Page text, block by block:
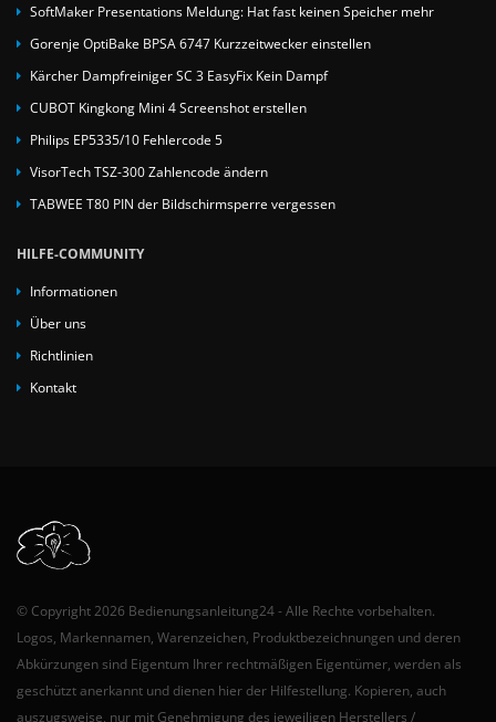
SoftMaker Presentations Meldung: Hat fast keinen Speicher mehr
Gorenje OptiBake BPSA 6747 Kurzzeitwecker einstellen
Kärcher Dampfreiniger SC 3 EasyFix Kein Dampf
CUBOT Kingkong Mini 4 Screenshot erstellen
Philips EP5335/10 Fehlercode 5
VisorTech TSZ-300 Zahlencode ändern
TABWEE T80 PIN der Bildschirmsperre vergessen
HILFE-COMMUNITY
Informationen
Über uns
Richtlinien
Kontakt
© Copyright 2026 Bedienungsanleitung24 - Alle Rechte vorbehalten.
Logos, Markennamen, Warenzeichen, Produktbezeichnungen und deren
Abkürzungen sind Eigentum Ihrer rechtmäßigen Eigentümer, werden als
geschützt anerkannt und dienen hier der Hilfestellung. Kopieren, auch
auszugsweise, nur mit Genehmigung des jeweiligen Herstellers /